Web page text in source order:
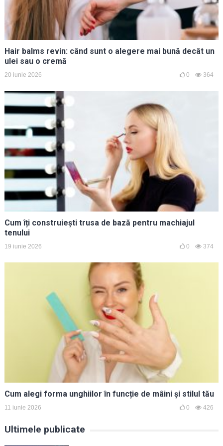
Hair balms revin: când sunt o alegere mai bună decât un
ulei sau o cremă
20 iunie 2026 0 364
Cum îți construiești trusa de bază pentru machiajul
tenului
19 iunie 2026 0 374
Cum alegi forma unghiilor în funcție de mâini și stilul tău
11 iunie 2026 0 426
Ultimele publicate